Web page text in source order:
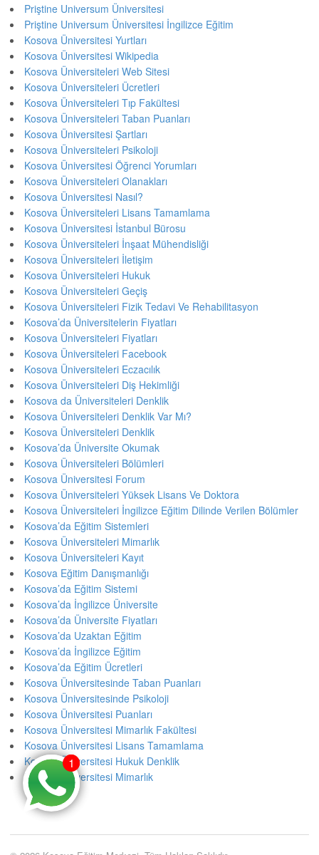
Priştine Universum Üniversitesi
Priştine Universum Üniversitesi İngilizce Eğitim
Kosova Üniversitesi Yurtları
Kosova Üniversitesi Wikipedia
Kosova Üniversiteleri Web Sitesi
Kosova Üniversiteleri Ücretleri
Kosova Üniversiteleri Tıp Fakültesi
Kosova Üniversiteleri Taban Puanları
Kosova Üniversitesi Şartları
Kosova Üniversiteleri Psikoloji
Kosova Üniversitesi Öğrenci Yorumları
Kosova Üniversiteleri Olanakları
Kosova Üniversitesi Nasıl?
Kosova Üniversiteleri Lisans Tamamlama
Kosova Üniversitesi İstanbul Bürosu
Kosova Üniversiteleri İnşaat Mühendisliği
Kosova Üniversiteleri İletişim
Kosova Üniversiteleri Hukuk
Kosova Üniversiteleri Geçiş
Kosova Üniversiteleri Fizik Tedavi Ve Rehabilitasyon
Kosova’da Üniversitelerin Fiyatları
Kosova Üniversiteleri Fiyatları
Kosova Üniversiteleri Facebook
Kosova Üniversiteleri Eczacılık
Kosova Üniversiteleri Diş Hekimliği
Kosova da Üniversiteleri Denklik
Kosova Üniversiteleri Denklik Var Mı?
Kosova Üniversiteleri Denklik
Kosova’da Üniversite Okumak
Kosova Üniversiteleri Bölümleri
Kosova Üniversitesi Forum
Kosova Üniversiteleri Yüksek Lisans Ve Doktora
Kosova Üniversiteleri İngilizce Eğitim Dilinde Verilen Bölümler
Kosova’da Eğitim Sistemleri
Kosova Üniversiteleri Mimarlık
Kosova Üniversiteleri Kayıt
Kosova Eğitim Danışmanlığı
Kosova’da Eğitim Sistemi
Kosova’da İngilizce Üniversite
Kosova’da Üniversite Fiyatları
Kosova’da Uzaktan Eğitim
Kosova’da İngilizce Eğitim
Kosova’da Eğitim Ücretleri
Kosova Üniversitesinde Taban Puanları
Kosova Üniversitesinde Psikoloji
Kosova Üniversitesi Puanları
Kosova Üniversitesi Mimarlık Fakültesi
Kosova Üniversitesi Lisans Tamamlama
Kosova Üniversitesi Hukuk Denklik
Kosova Üniversitesi Mimarlık
1
1